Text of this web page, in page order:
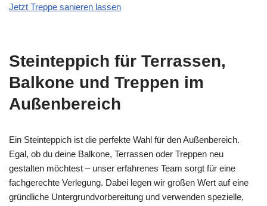
Jetzt Treppe sanieren lassen
Steinteppich für Terrassen,
Balkone und Treppen im
Außenbereich
Ein Steinteppich ist die perfekte Wahl für den Außenbereich.
Egal, ob du deine Balkone, Terrassen oder Treppen neu
gestalten möchtest – unser erfahrenes Team sorgt für eine
fachgerechte Verlegung. Dabei legen wir großen Wert auf eine
gründliche Untergrundvorbereitung und verwenden spezielle,